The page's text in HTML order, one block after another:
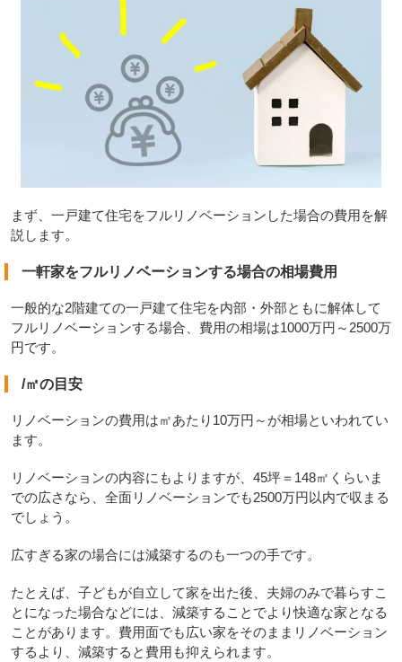
まず、一戸建て住宅をフルリノベーションした場合の費用を解
説します。
一軒家をフルリノベーションする場合の相場費用
一般的な2階建ての一戸建て住宅を内部・外部ともに解体して
フルリノベーションする場合、費用の相場は1000万円～2500万
円です。
/㎡の目安
リノベーションの費用は㎡あたり10万円～が相場といわれてい
ます。
リノベーションの内容にもよりますが、45坪＝148㎡くらいま
での広さなら、全面リノベーションでも2500万円以内で収まる
でしょう。
広すぎる家の場合には減築するのも一つの手です。
たとえば、子どもが自立して家を出た後、夫婦のみで暮らすこ
とになった場合などには、減築することでより快適な家となる
ことがあります。費用面でも広い家をそのままリノベーション
するより、減築すると費用も抑えられます。